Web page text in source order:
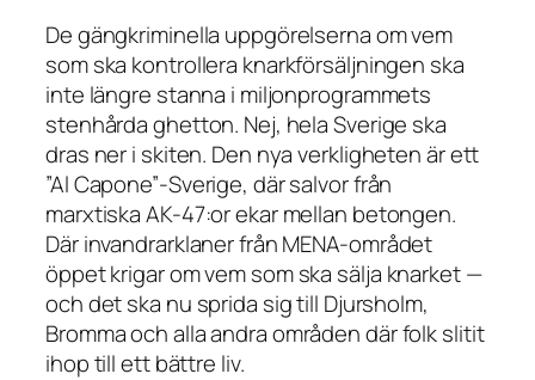
De gängkriminella uppgörelserna om vem
som ska kontrollera knarkförsäljningen ska
inte längre stanna i miljonprogrammets
stenhårda ghetton. Nej, hela Sverige ska
dras ner i skiten. Den nya verkligheten är ett
”Al Capone”-Sverige, där salvor från
marxtiska AK-47:or ekar mellan betongen.
Där invandrarklaner från MENA-området
öppet krigar om vem som ska sälja knarket —
och det ska nu sprida sig till Djursholm,
Bromma och alla andra områden där folk slitit
ihop till ett bättre liv.